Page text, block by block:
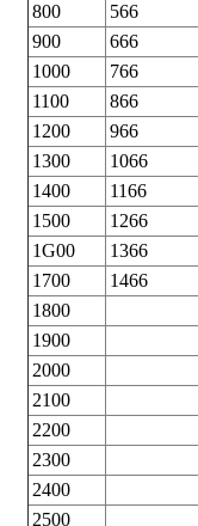
800
566
900
666
1000
766
1100
866
1200
966
1300
1066
1400
1166
1500
1266
1G00
1366
1700
1466
1800
1900
2000
2100
2200
2300
2400
2500